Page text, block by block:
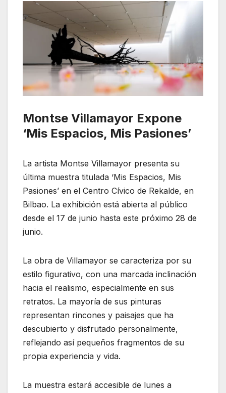
Montse Villamayor Expone
‘Mis Espacios, Mis Pasiones’
La artista Montse Villamayor presenta su
última muestra titulada ‘Mis Espacios, Mis
Pasiones’ en el Centro Cívico de Rekalde, en
Bilbao. La exhibición está abierta al público
desde el 17 de junio hasta este próximo 28 de
junio.
La obra de Villamayor se caracteriza por su
estilo figurativo, con una marcada inclinación
hacia el realismo, especialmente en sus
retratos. La mayoría de sus pinturas
representan rincones y paisajes que ha
descubierto y disfrutado personalmente,
reflejando así pequeños fragmentos de su
propia experiencia y vida.
La muestra estará accesible de lunes a